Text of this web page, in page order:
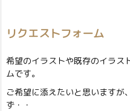
リクエストフォーム
希望のイラストや既存のイラス
ムです。
ご希望に添えたいと思いますが
ず・・